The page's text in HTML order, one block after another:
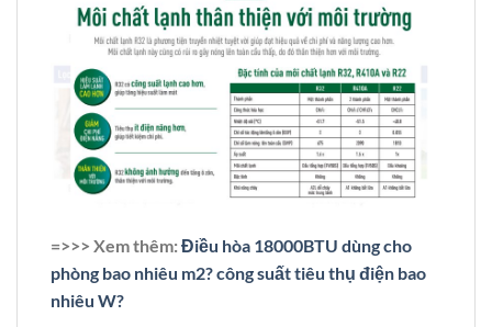
=>>> Xem thêm:Điều hòa 18000BTU dùng cho
phòng bao nhiêu m2? công suất tiêu thụ điện bao
nhiêu W?